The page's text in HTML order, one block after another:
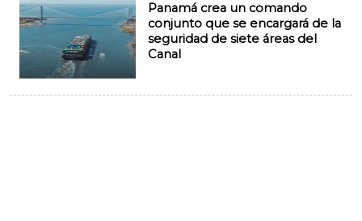
Panamá crea un comando
conjunto que se encargará de la
seguridad de siete áreas del
Canal